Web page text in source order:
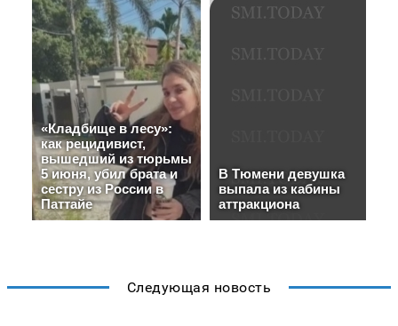
Следующая новость